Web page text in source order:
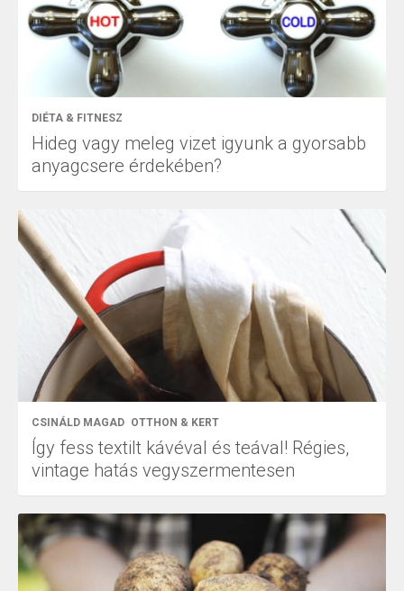
DIÉTA & FITNESZ
Hideg vagy meleg vizet igyunk a gyorsabb
anyagcsere érdekében?
CSINÁLD MAGAD OTTHON & KERT
Így fess textilt kávéval és teával! Régies,
vintage hatás vegyszermentesen